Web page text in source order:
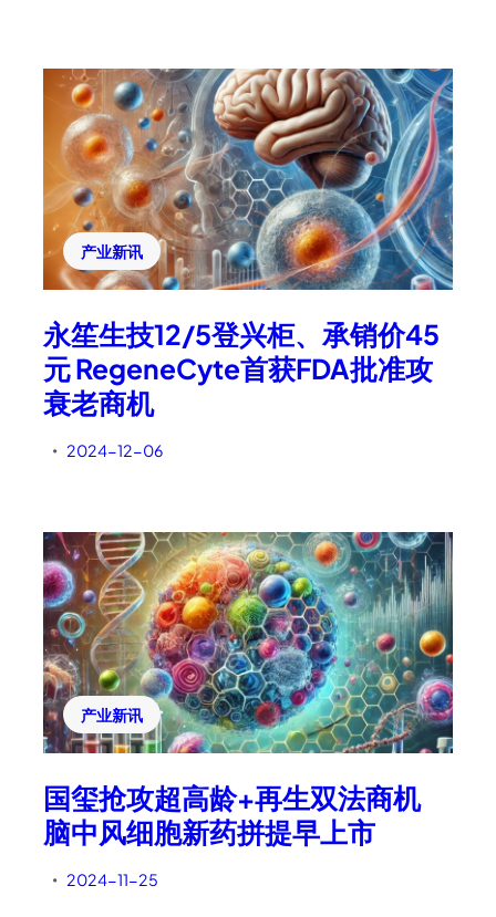
产业新讯
永笙生技12/5登兴柜、承销价45
元 RegeneCyte首获FDA批准攻
衰老商机
• 2024-12-06
产业新讯
国玺抢攻超高龄+再生双法商机
脑中风细胞新药拼提早上市
• 2024-11-25